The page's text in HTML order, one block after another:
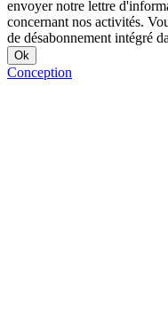
envoyer notre lettre
concernant nos activités.
de désabonnement intégré
Conception